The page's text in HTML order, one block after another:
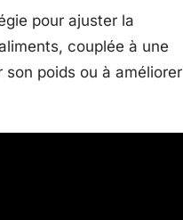
pour ajuster la
couplée à une
son poids ou à améliorer